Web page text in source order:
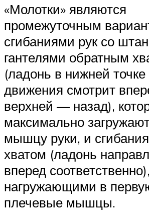
«Молотки» являются
промежуточным
сгибаниями рук со
гантелями обратным
(ладонь в нижней точке
движения смотрит
верхней — назад),
максимально
мышцу руки, и
хватом (ладонь
вперед соответственно),
нагружающими в
плечевые мышцы.